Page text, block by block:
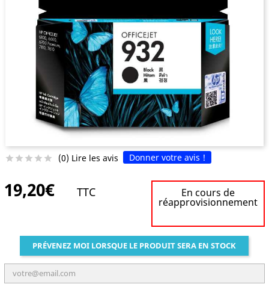
     (0) Lire les avis Donner votre avis !
19,20€ TTC En cours de
réapprovisionnement
PRÉVENEZ MOI LORSQUE LE PRODUIT SERA EN STOCK